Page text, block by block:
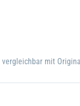
vergleichbar mit